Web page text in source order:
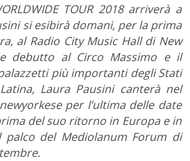
TOUR 2018 arriverà a
si esibirà domani, per la prima
al Radio City Music Hall di New
debutto al Circo Massimo e il
più importanti degli Stati
Laura Pausini canterà nel
per l’ultima delle date
del suo ritorno in Europa e in
palco del Mediolanum Forum di